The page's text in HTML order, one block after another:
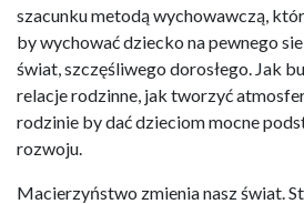
szacunku metodą wychowawczą,
by wychować dziecko na pewnego
świat, szczęśliwego dorosłego. Jak
relacje rodzinne, jak tworzyć
rodzinie by dać dzieciom mocne
rozwoju.
Macierzyństwo zmienia nasz świat.